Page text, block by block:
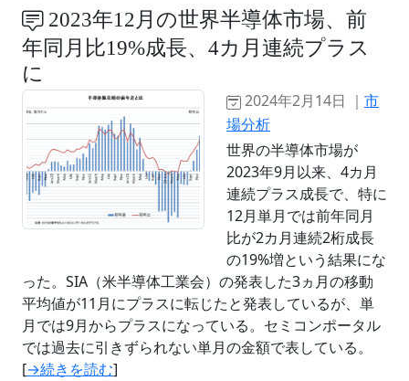
2023年12月の世界半導体市場、前
年同月比19%成長、4カ月連続プラス
に
2024年2月14日 ｜ 市
場分析
世界の半導体市場が
2023年9月以来、4カ月
連続プラス成長で、特に
12月単月では前年同月
比が2カ月連続2桁成長
の19%増という結果にな
った。SIA（米半導体工業会）の発表した3ヵ月の移動
平均値が11月にプラスに転じたと発表しているが、単
月では9月からプラスになっている。セミコンポータル
では過去に引きずられない単月の金額で表している。
[→続きを読む]